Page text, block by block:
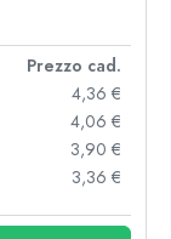
Prezzo cad.
4,36 €
4,06 €
3,90 €
3,36 €